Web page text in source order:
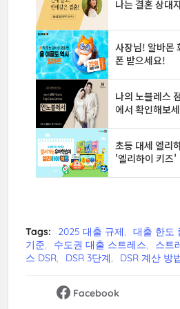
Tags: 2025 대출 규제 대출 한도
기준
수도권 대출 스트레스 스트
스 DSR
DSR 3단계 DSR 계산 방
Facebook